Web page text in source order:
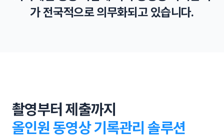
가 전국적으로 의무화되고 있습니다.
촬영부터 제출까지
올인원 동영상 기록관리 솔루션